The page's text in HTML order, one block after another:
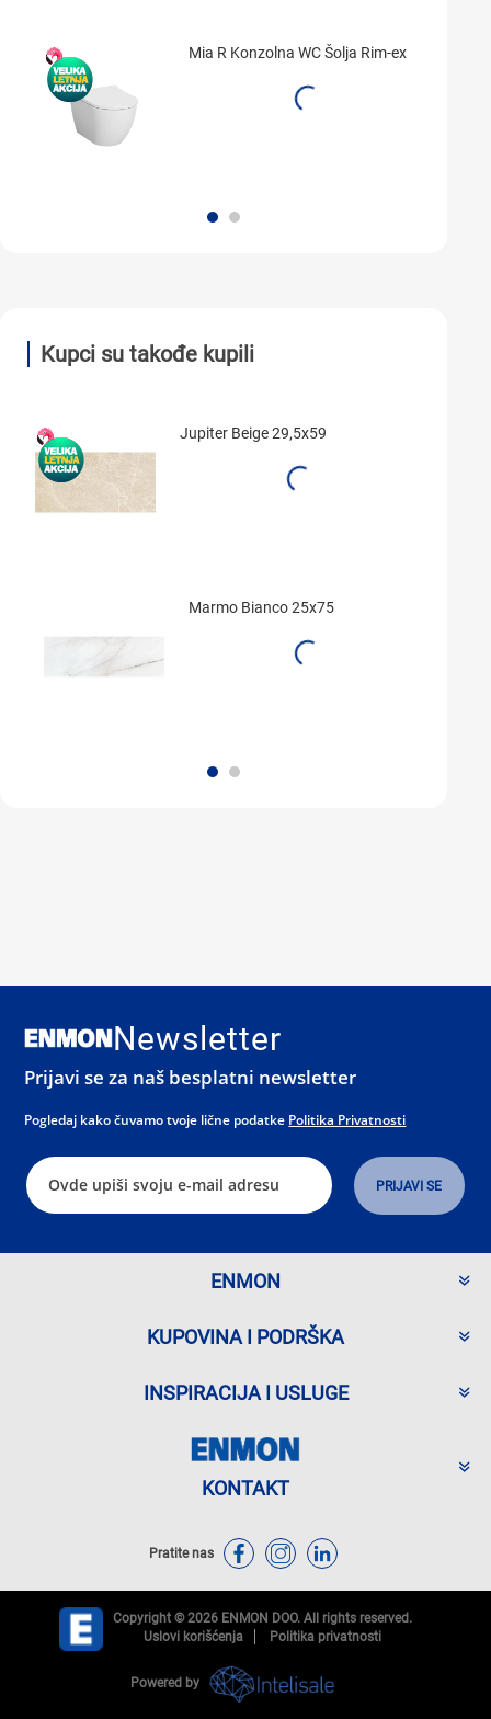
Mia R Konzolna WC Šolja Rim-ex
Kupci su takođe kupili
Jupiter Beige 29,5x59
Marmo Bianco 25x75
Newsletter
Prijavi se za naš besplatni newsletter
Pogledaj kako čuvamo tvoje lične podatke Politika Privatnosti
ENMON
KUPOVINA I PODRŠKA
INSPIRACIJA I USLUGE
KONTAKT
Pratite nas
Copyright © 2026 ENMON DOO. All rights reserved.
Uslovi korišćenja
Politika privatnosti
Powered by